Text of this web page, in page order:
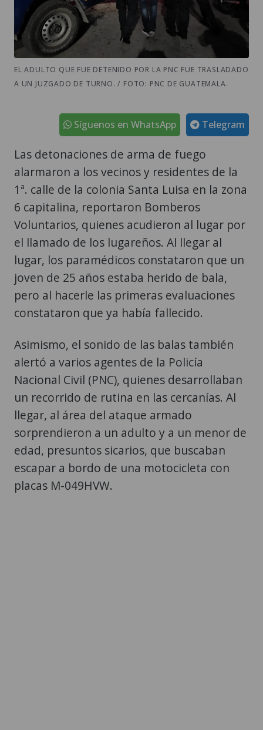
EL ADULTO QUE FUE DETENIDO POR LA PNC FUE TRASLADADO
A UN JUZGADO DE TURNO. / FOTO: PNC DE GUATEMALA.
Telegram
Síguenos en WhatsApp
Las detonaciones de arma de fuego
alarmaron a los vecinos y residentes de la
1ª. calle de la colonia Santa Luisa en la zona
6 capitalina, reportaron Bomberos
Voluntarios, quienes acudieron al lugar por
el llamado de los lugareños. Al llegar al
lugar, los paramédicos constataron que un
joven de 25 años estaba herido de bala,
pero al hacerle las primeras evaluaciones
constataron que ya había fallecido.
Asimismo, el sonido de las balas también
alertó a varios agentes de la Policía
Nacional Civil (PNC), quienes desarrollaban
un recorrido de rutina en las cercanías. Al
llegar, al área del ataque armado
sorprendieron a un adulto y a un menor de
edad, presuntos sicarios, que buscaban
escapar a bordo de una motocicleta con
placas M-049HVW.